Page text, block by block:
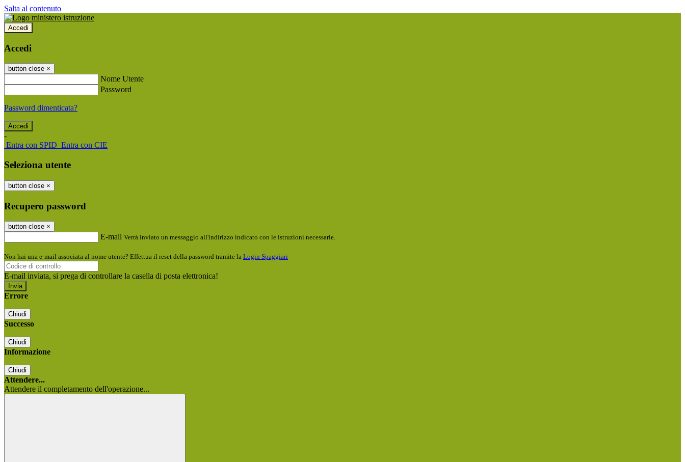
Salta al contenuto
Accedi
Accedi
button close ×
Nome Utente
Password
Password dimenticata?
-
Entra con SPID Entra con CIE
Seleziona utente
button close ×
Recupero password
button close ×
E-mail Verrà inviato un messaggio all'indirizzo indicato con le istruzioni necessarie.
Non hai una e-mail associata al nome utente? Effettua il reset della password tramite la Login Spaggiari
E-mail inviata, si prega di controllare la casella di posta elettronica!
Errore
Chiudi
Successo
Chiudi
Informazione
Chiudi
Attendere...
Attendere il completamento dell'operazione...